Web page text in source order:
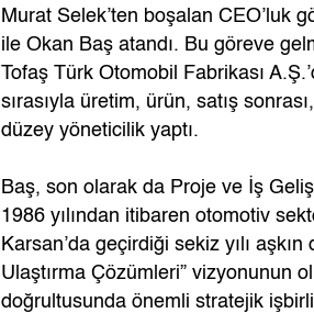
Murat Selek’ten boşalan CEO’luk
ile Okan Baş atandı. Bu göreve
Tofaş Türk Otomobil Fabrikası
sırasıyla üretim, ürün, satış
düzey yöneticilik yaptı.
Baş, son olarak da Proje ve İş
1986 yılından itibaren otomotiv
Karsan’da geçirdiği sekiz yılı aşkın
Ulaştırma Çözümleri” vizyonunun
doğrultusunda önemli stratejik